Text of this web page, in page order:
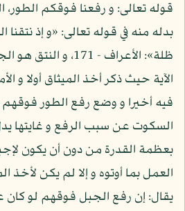
قوله تعالى: و رفعنا فوقكم
بدله منه في قوله تعالى: «و إذ
ظلة»: الأعراف - 171،
الآية حيث ذكر أخذ الميثاق أولا و
فيه أخيرا و وضع رفع الطور فوقهم
السكوت عن سبب الرفع و غايتها
بعظمة القدرة من دون أن يكون
العمل بما أوتوه و إلا لم يكن لأخذ
يقال: إن رفع الجبل فوقهم لو كان